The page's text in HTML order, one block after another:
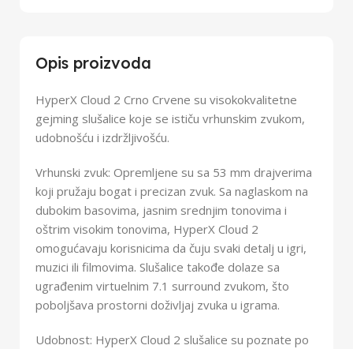
Opis proizvoda
HyperX Cloud 2 Crno Crvene su visokokvalitetne
gejming slušalice koje se ističu vrhunskim zvukom,
udobnošću i izdržljivošću.
Vrhunski zvuk: Opremljene su sa 53 mm drajverima
koji pružaju bogat i precizan zvuk. Sa naglaskom na
dubokim basovima, jasnim srednjim tonovima i
oštrim visokim tonovima, HyperX Cloud 2
omogućavaju korisnicima da čuju svaki detalj u igri,
muzici ili filmovima. Slušalice takođe dolaze sa
ugrađenim virtuelnim 7.1 surround zvukom, što
poboljšava prostorni doživljaj zvuka u igrama.
Udobnost: HyperX Cloud 2 slušalice su poznate po